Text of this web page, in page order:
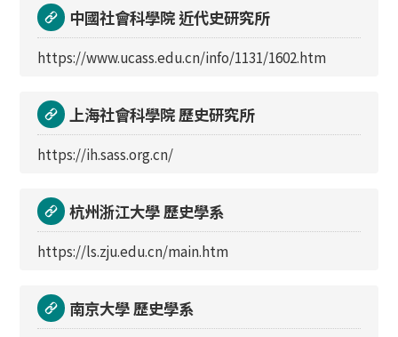
中國社會科學院 近代史研究所
https://www.ucass.edu.cn/info/1131/1602.htm
上海社會科學院 歷史研究所
https://ih.sass.org.cn/
杭州浙江大學 歷史學系
https://ls.zju.edu.cn/main.htm
南京大學 歷史學系